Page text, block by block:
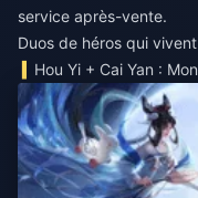
service après-vente.
Duos de héros qui
Hou Yi + Cai Yan :